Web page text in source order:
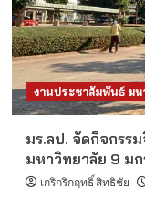
งานประชาสัมพันธ์ มห
มร.ลป. จัดกิจกร
มหาวิทยาลัย 9 ม
เกริกริกฤทธิ์ สิทธิชัย